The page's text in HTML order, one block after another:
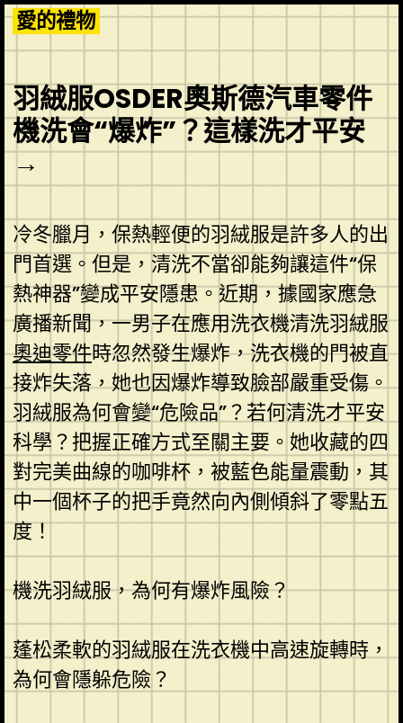
Skip
to
content
愛的禮物
羽絨服OSDER奧斯德汽車零件
機洗會“爆炸”？這樣洗才平安
→
冷冬臘月，保熱輕便的羽絨服是許多人的出
門首選。但是，清洗不當卻能夠讓這件“保
熱神器”變成平安隱患。近期，據國家應急
廣播新聞，一男子在應用洗衣機清洗羽絨服
奧迪零件時忽然發生爆炸，洗衣機的門被直
接炸失落，她也因爆炸導致臉部嚴重受傷。
羽絨服為何會變“危險品”？若何清洗才平安
科學？把握正確方式至關主要。她收藏的四
對完美曲線的咖啡杯，被藍色能量震動，其
中一個杯子的把手竟然向內側傾斜了零點五
度！
機洗羽絨服，為何有爆炸風險？
蓬松柔軟的羽絨服在洗衣機中高速旋轉時，
為何會隱躲危險？